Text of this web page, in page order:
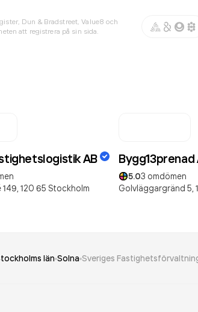
Dun & Bradstreet, Value8 och
att registrera på sin sida.
AB
120 65 Stockholm
Bygg13prenad
5.03 omdömen
Golvläggargränd 5,
län Solna Sveriges